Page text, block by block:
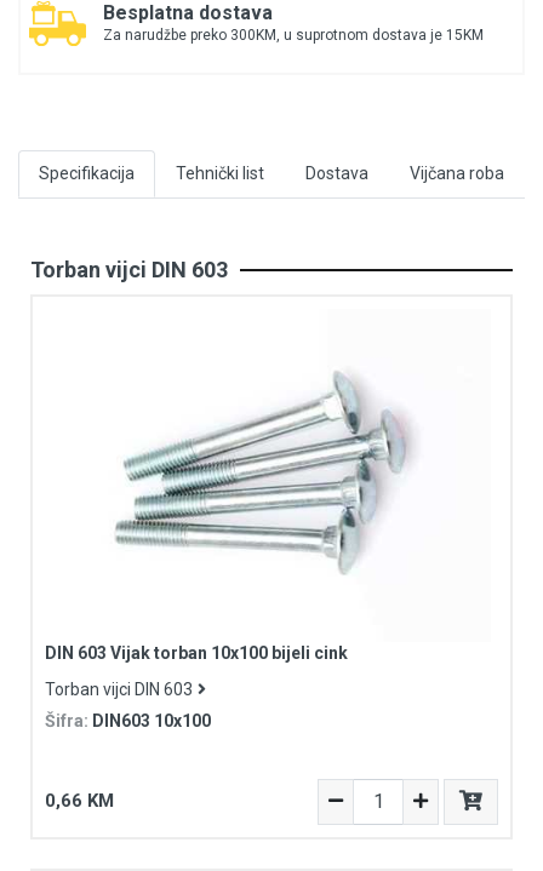
Besplatna dostava
Za narudžbe preko 300KM, u suprotnom dostava je 15KM
Specifikacija Tehnički list Dostava Vijčana roba
Torban vijci DIN 603
DIN 603 Vijak torban 10x100 bijeli cink
Torban vijci DIN 603
Šifra: DIN603 10x100
0,66 KM